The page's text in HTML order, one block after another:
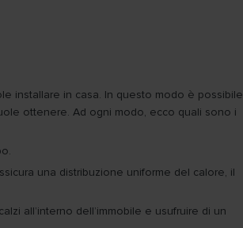
installare in casa. In questo modo è possibile
ottenere. Ad ogni modo, ecco quali sono i
una distribuzione uniforme del calore, il
all’interno dell’immobile e usufruire di un